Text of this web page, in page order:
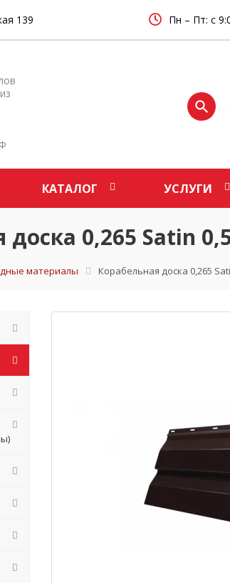
139 Пн – Пт: с
КАТАЛОГ УСЛУГИ
доска 0,265 Satin
материалы Корабельная доска 0,265